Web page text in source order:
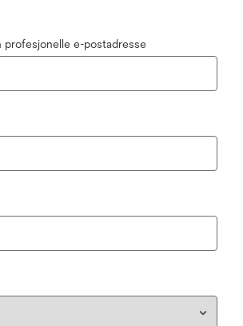
profesjonelle e-postadresse